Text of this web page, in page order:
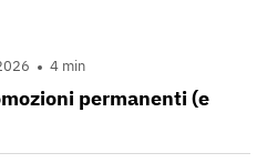
4 min
permanenti (e